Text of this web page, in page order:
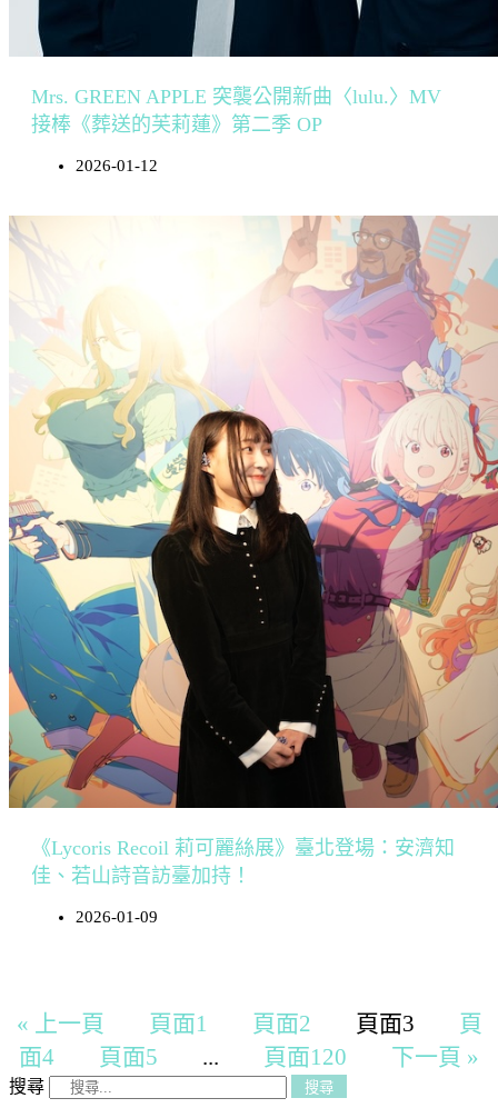
Mrs. GREEN APPLE 突襲公開新曲〈lulu.〉MV
接棒《葬送的芙莉蓮》第二季 OP
2026-01-12
《Lycoris Recoil 莉可麗絲展》臺北登場：安濟知
佳、若山詩音訪臺加持！
2026-01-09
« 上一頁 頁面1 頁面2 頁面3
頁
面4 頁面5 ... 頁面120 下一頁 »
搜尋 搜尋